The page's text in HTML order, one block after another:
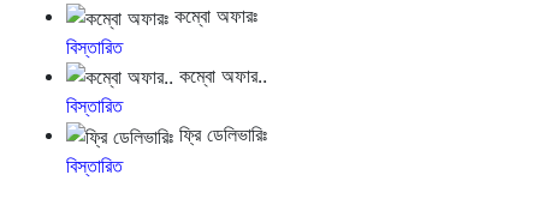
কম্বো অফারঃ
বিস্তারিত
কম্বো অফার..
বিস্তারিত
ফ্রি ডেলিভারিঃ
বিস্তারিত